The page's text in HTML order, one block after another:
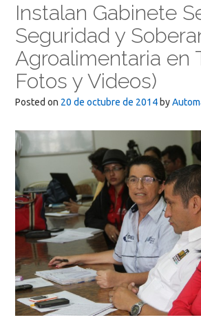
Instalan Gabinete
Seguridad y
Agroalimentaria en
Fotos y Videos)
Posted on 20 de octubre de 2014 by